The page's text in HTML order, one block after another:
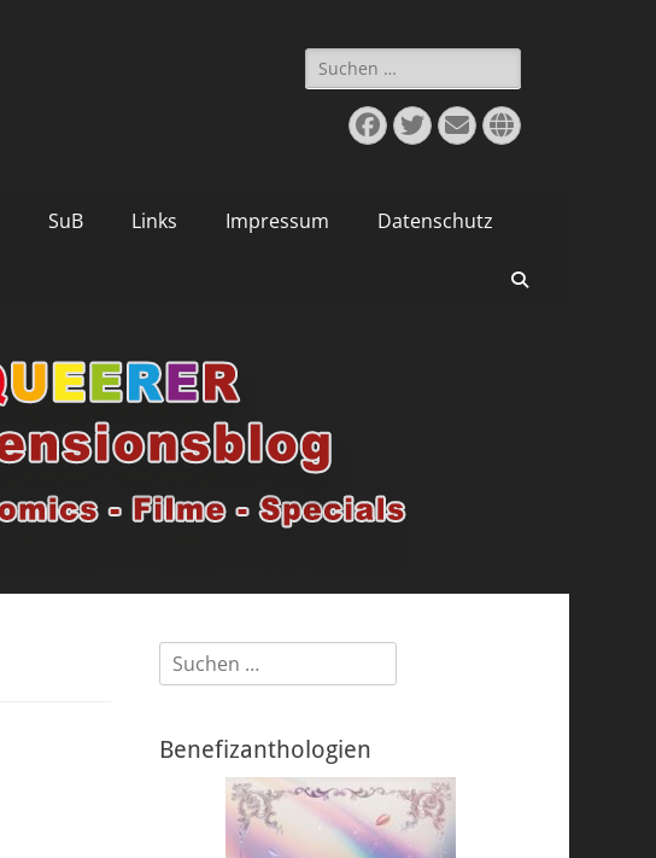
Suchen
nach:
Facebook
Twitter
E-
Mail
Website
SuB Links Impressum Datenschutz
Suchen
nach:
Benefizanthologien